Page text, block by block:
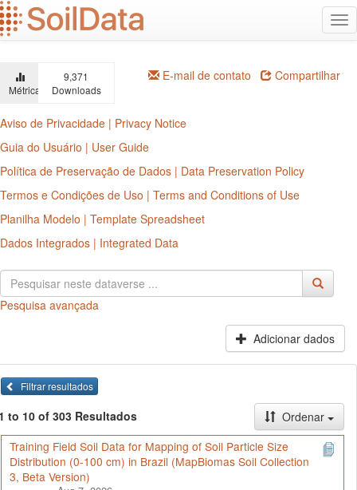
Ir
para
o
principal
Métricas
9,371
Downloads
E-mail de contato Compartilhar
Aviso de Privacidade | Privacy Notice
Guia do Usuário | User Guide
Política de Preservação de Dados | Data Preservation Policy
Termos e Condições de Uso | Terms and Conditions of Use
Planilha Modelo | Template Spreadsheet
Dados Integrados | Integrated Data
Pesquisa avançada
Adicionar dados
Filtrar resultados
to 10 of 303 Resultados
Ordenar
Training Field Soil Data for Mapping of Soil Particle Size
Distribution (0-100 cm) in Brazil (MapBiomas Soil Collection
3, Beta Version)